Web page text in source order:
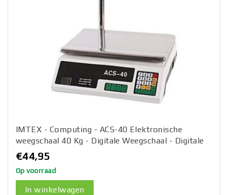
IMTEX - Computing - ACS-40 Elektronische
weegschaal 40 Kg - Digitale Weegschaal - Digitale
horeca markt pakket prijs weegschaal
€44,95
Op voorraad
In winkelwagen